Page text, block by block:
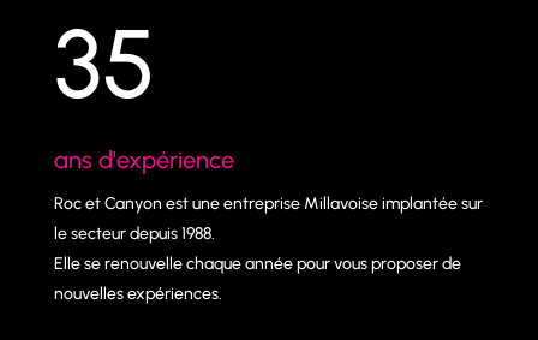
35
ans d'expérience
Roc et Canyon est une entreprise Millavoise implantée sur
le secteur depuis 1988.
Elle se renouvelle chaque année pour vous proposer de
nouvelles expériences.